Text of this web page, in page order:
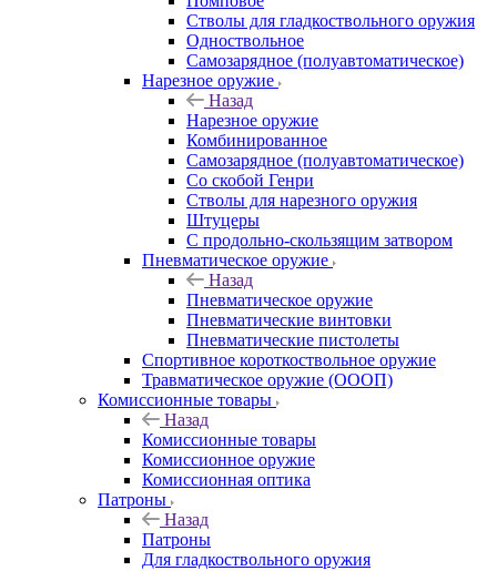
Стволы для гладкоствольного оружия
Одноствольное
Самозарядное (полуавтоматическое)
Нарезное оружие
Назад
Нарезное оружие
Комбинированное
Самозарядное (полуавтоматическое)
Со скобой Генри
Стволы для нарезного оружия
Штуцеры
С продольно-скользящим затвором
Пневматическое оружие
Назад
Пневматическое оружие
Пневматические винтовки
Пневматические пистолеты
Спортивное короткоствольное оружие
Травматическое оружие (ОООП)
Комиссионные товары
Назад
Комиссионные товары
Комиссионное оружие
Комиссионная оптика
Патроны
Назад
Патроны
Для гладкоствольного оружия